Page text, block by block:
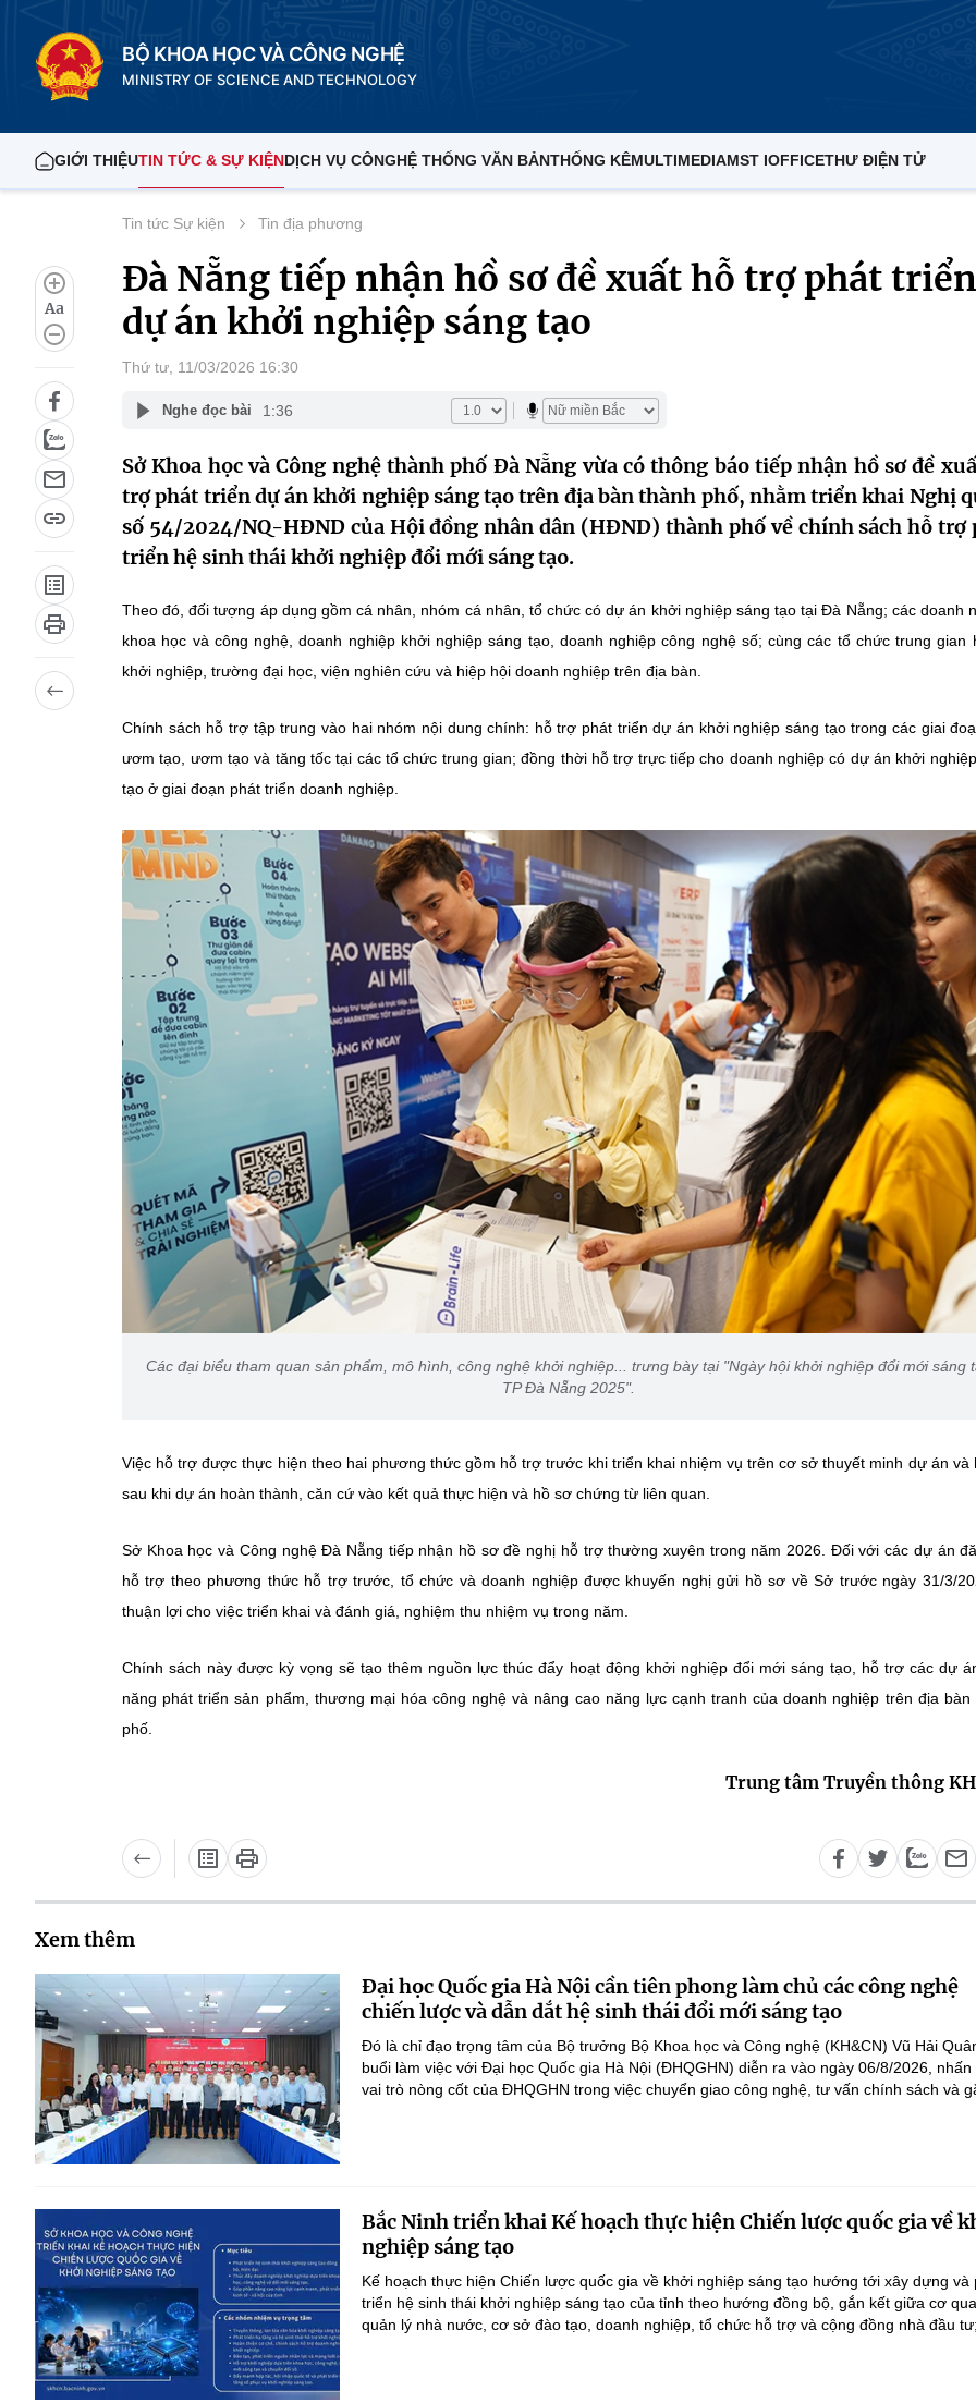
BỘ KHOA HỌC VÀ CÔNG NGHỆ
MINISTRY OF SCIENCE AND TECHNOLOGY
GIỚI THIỆUTIN TỨC & SỰ KIỆNDỊCH VỤ CÔNGHỆ THỐNG VĂN BẢNTHỐNG KÊMULTIMEDIAMST IOFFICETHƯ ĐIỆN TỬ
Aa
Tin tức Sự kiện Tin địa phương
Đà Nẵng tiếp nhận hồ sơ đề xuất hỗ trợ phát triển
dự án khởi nghiệp sáng tạo
Thứ tư, 11/03/2026 16:30
Nghe đọc bài 1:36
Sở Khoa học và Công nghệ thành phố Đà Nẵng vừa có thông báo tiếp nhận hồ sơ đề
trợ phát triển dự án khởi nghiệp sáng tạo trên địa bàn thành phố, nhằm triển khai Nghị
số 54/2024/NQ-HĐND của Hội đồng nhân dân (HĐND) thành phố về chính sách hỗ trợ
triển hệ sinh thái khởi nghiệp đổi mới sáng tạo.
Theo đó, đối tượng áp dụng gồm cá nhân, nhóm cá nhân, tổ chức có dự án khởi nghiệp sáng tạo tại Đà Nẵng; các doanh
khoa học và công nghệ, doanh nghiệp khởi nghiệp sáng tạo, doanh nghiệp công nghệ số; cùng các tổ chức trung gian
khởi nghiệp, trường đại học, viện nghiên cứu và hiệp hội doanh nghiệp trên địa bàn.
Chính sách hỗ trợ tập trung vào hai nhóm nội dung chính: hỗ trợ phát triển dự án khởi nghiệp sáng tạo trong các giai
ươm tạo, ươm tạo và tăng tốc tại các tổ chức trung gian; đồng thời hỗ trợ trực tiếp cho doanh nghiệp có dự án khởi
tạo ở giai đoạn phát triển doanh nghiệp.
Các đại biểu tham quan sản phẩm, mô hình, công nghệ khởi nghiệp... trưng bày tại "Ngày hội khởi nghiệp đổi mới sáng
TP Đà Nẵng 2025".
Việc hỗ trợ được thực hiện theo hai phương thức gồm hỗ trợ trước khi triển khai nhiệm vụ trên cơ sở thuyết minh dự án và
sau khi dự án hoàn thành, căn cứ vào kết quả thực hiện và hồ sơ chứng từ liên quan.
Sở Khoa học và Công nghệ Đà Nẵng tiếp nhận hồ sơ đề nghị hỗ trợ thường xuyên trong năm 2026. Đối với các dự án
hỗ trợ theo phương thức hỗ trợ trước, tổ chức và doanh nghiệp được khuyến nghị gửi hồ sơ về Sở trước ngày 31/3/
thuận lợi cho việc triển khai và đánh giá, nghiệm thu nhiệm vụ trong năm.
Chính sách này được kỳ vọng sẽ tạo thêm nguồn lực thúc đẩy hoạt động khởi nghiệp đổi mới sáng tạo, hỗ trợ các dự
năng phát triển sản phẩm, thương mại hóa công nghệ và nâng cao năng lực cạnh tranh của doanh nghiệp trên địa bàn
phố.
Trung tâm Truyền thông
Xem thêm
Đại học Quốc gia Hà Nội cần tiên phong làm chủ các công nghệ
chiến lược và dẫn dắt hệ sinh thái đổi mới sáng tạo
Đó là chỉ đạo trọng tâm của Bộ trưởng Bộ Khoa học và Công nghệ (KH&CN) Vũ Hải
buổi làm việc với Đại học Quốc gia Hà Nội (ĐHQGHN) diễn ra vào ngày 06/8/2026, nhấn
vai trò nòng cốt của ĐHQGHN trong việc chuyển giao công nghệ, tư vấn chính sách và
Bắc Ninh triển khai Kế hoạch thực hiện Chiến lược quốc gia về
nghiệp sáng tạo
Kế hoạch thực hiện Chiến lược quốc gia về khởi nghiệp sáng tạo hướng tới xây dựng và
triển hệ sinh thái khởi nghiệp sáng tạo của tỉnh theo hướng đồng bộ, gắn kết giữa cơ
quản lý nhà nước, cơ sở đào tạo, doanh nghiệp, tổ chức hỗ trợ và cộng đồng nhà đầu